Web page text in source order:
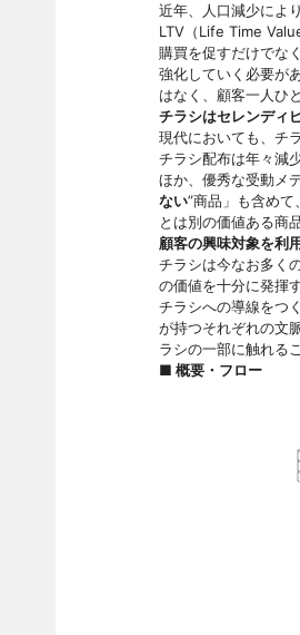
近年、人口減少によ
LTV（Life Time
購買を促すだけでな
強化していく必要が
はなく、顧客一人ひ
チラシはセレンディ
現代においても、チ
チラシ配布は年々減
ほか、優秀な受動メ
ない”商品」も含め
とは別の価値ある商
顧客の興味対象を利
チラシは今なお多く
の価値を十分に発揮
チラシへの導線をつ
が持つそれぞれの文
ラシの一部に触れる
■ 概要・フロー